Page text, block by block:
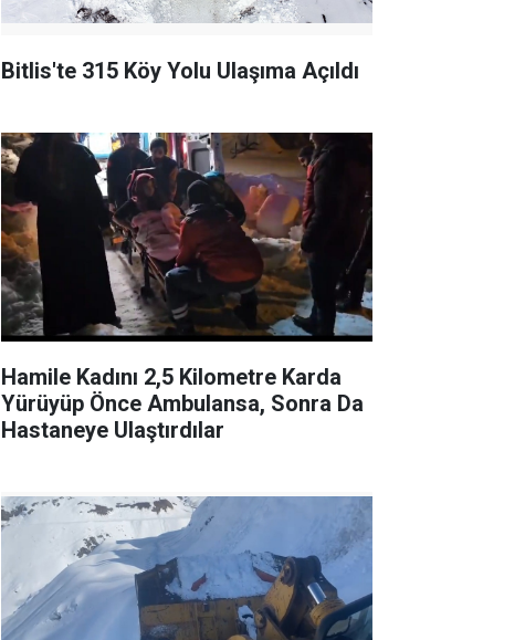
Bitlis'te 315 Köy Yolu Ulaşıma Açıldı
Hamile Kadını 2,5 Kilometre Karda
Yürüyüp Önce Ambulansa, Sonra Da
Hastaneye Ulaştırdılar